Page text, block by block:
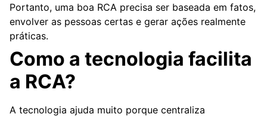
Portanto, uma boa RCA precisa ser baseada em fatos,
envolver as pessoas certas e gerar ações realmente
práticas.
Como a tecnologia facilita
a RCA?
A tecnologia ajuda muito porque centraliza